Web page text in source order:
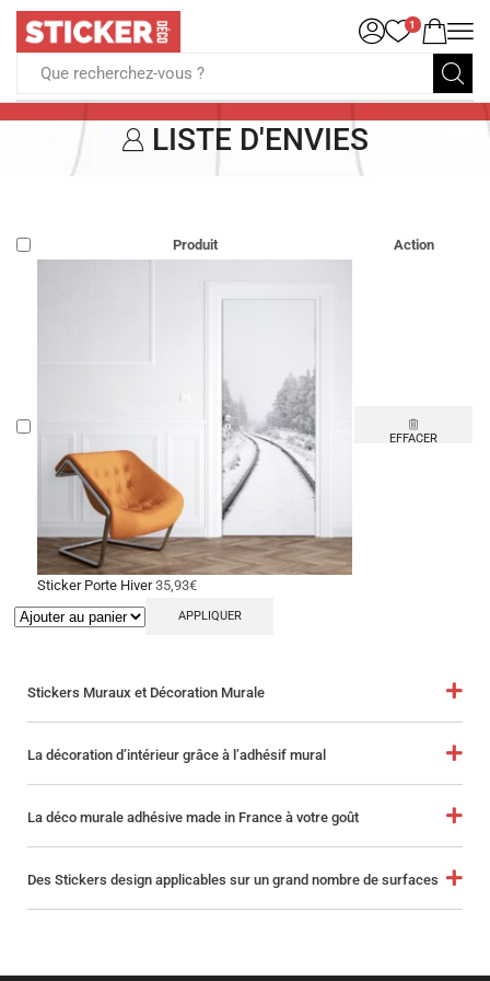
Que recherchez-vous ?
1
LISTE D'ENVIES
Produit Action
Sticker Porte Hiver35,93€
EFFACER
APPLIQUER
Stickers Muraux et Décoration Murale
La décoration d’intérieur grâce à l’adhésif mural
La déco murale adhésive made in France à votre goût
Des Stickers design applicables sur un grand nombre de surfaces